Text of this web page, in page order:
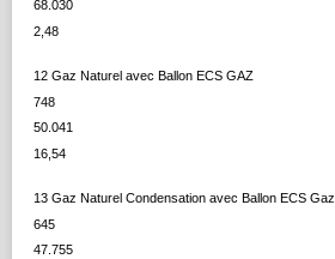
68.030
2,48
12 Gaz Naturel avec Ballon ECS GAZ
748
50.041
16,54
13 Gaz Naturel Condensation avec Ballon ECS Gaz
645
47.755